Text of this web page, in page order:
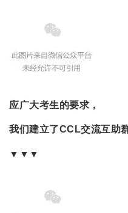
应广大考生的要求，
我们建立了CCL交流互助群
▼▼▼